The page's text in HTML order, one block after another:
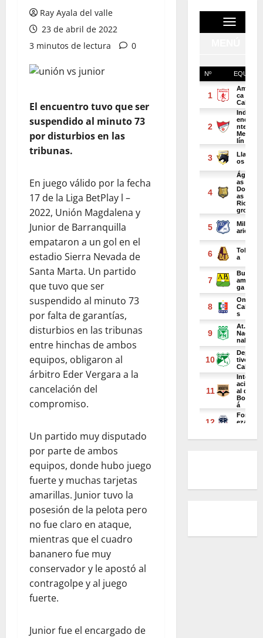
Ray Ayala del valle
23 de abril de 2022
3 minutos de lectura
0
El encuentro tuvo que ser
suspendido al minuto 73
por disturbios en las
tribunas.
En juego válido por la fecha
17 de la Liga BetPlay l –
2022, Unión Magdalena y
Junior de Barranquilla
empataron a un gol en el
estadio Sierra Nevada de
Santa Marta. Un partido
que tuvo que ser
suspendido al minuto 73
por falta de garantías,
disturbios en las tribunas
entre hinchas de ambos
equipos, obligaron al
árbitro Eder Vergara a la
cancelación del
compromiso.
Un partido muy disputado
por parte de ambos
equipos, donde hubo juego
fuerte y muchas tarjetas
amarillas. Junior tuvo la
posesión de la pelota pero
no fue claro en ataque,
mientras que el cuadro
bananero fue muy
conservador y le apostó al
contragolpe y al juego
fuerte.
Junior fue el encargado de